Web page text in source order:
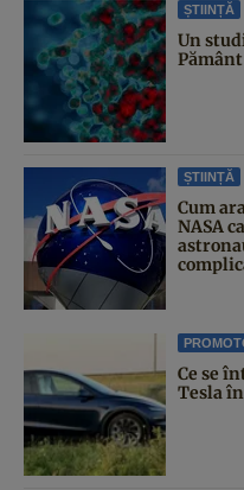
ȘTIINȚĂ
Un
ȘTIINȚĂ
Cum
NASA
Ce se
Tesla